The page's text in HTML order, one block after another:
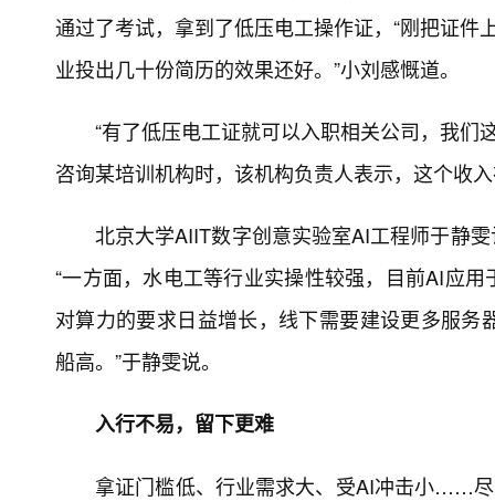
通过了考试，拿到了低压电工操作证，“刚把证
业投出几十份简历的效果还好。”小刘感慨道。
“有了低压电工证就可以入职相关公司，我们
咨询某培训机构时，该机构负责人表示，这个收
北京大学AIIT数字创意实验室AI工程师于静
“一方面，水电工等行业实操性较强，目前AI应
对算力的要求日益增长，线下需要建设更多服
船高。”于静雯说。
入行不易，留下更难
拿证门槛低、行业需求大、受AI冲击小……